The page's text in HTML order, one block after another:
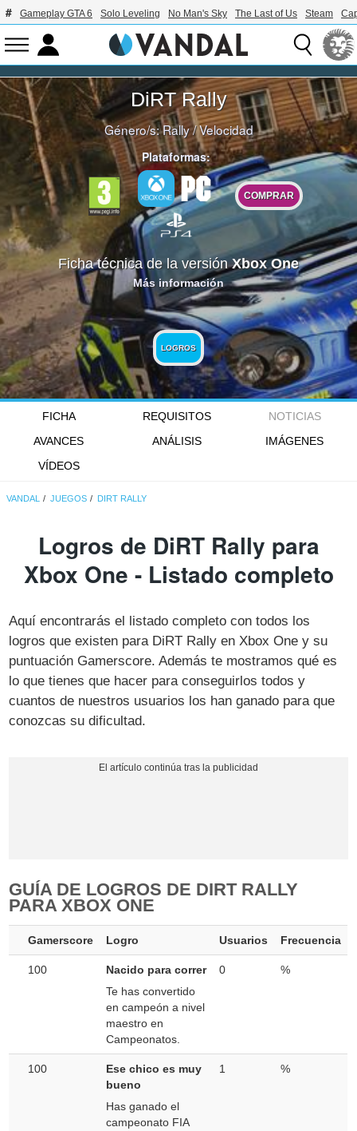
Gameplay GTA 6 Solo Leveling No Man's Sky The Last of Us Steam
DiRT Rally
Género/s:Rally/Velocidad
Plataformas:
COMPRAR
Ficha técnica de la versiónXbox One
Más información
LOGROS
FICHA REQUISITOS
NOTICIAS
AVANCES
ANÁLISIS
IMÁGENES
VÍDEOS
VANDAL JUEGOS DIRT RALLY
Logros de DiRT Rally para
Xbox One - Listado completo
Aquí encontrarás el listado completo con todos los
logros que existen para DiRT Rally en Xbox One y su
puntuación Gamerscore. Además te mostramos qué es
lo que tienes que hacer para conseguirlos todos y
cuantos de nuestros usuarios los han ganado para que
conozcas su dificultad.
GUÍA DE LOGROS DE DIRT RALLY
PARA XBOX ONE
Gamerscore Logro Usuarios Frecuencia
100
Nacido para correr
Te has convertido
en campeón a nivel
maestro en
Campeonatos.
0 %
100
Ese chico es muy
bueno
Has ganado el
campeonato FIA
1 %